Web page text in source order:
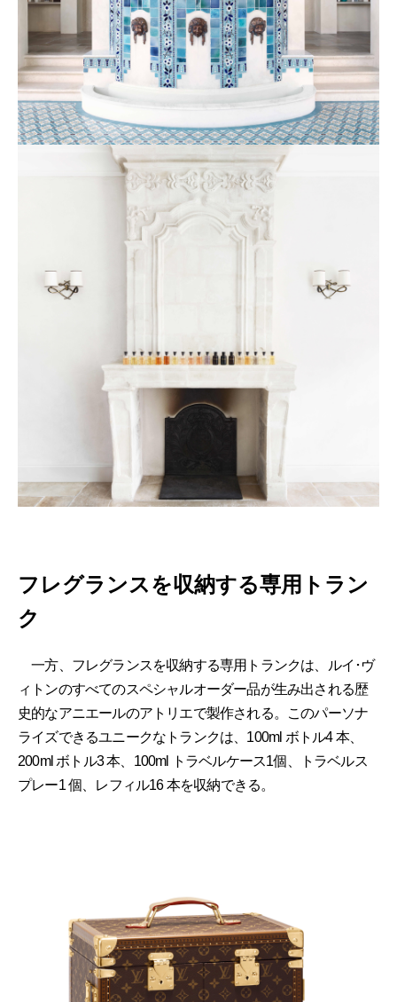
フレグランスを収納する専用トラン
ク
一方、フレグランスを収納する専用トランクは、ルイ･ヴ
ィトンのすべてのスペシャルオーダー品が生み出される歴
史的なアニエールのアトリエで製作される。このパーソナ
ライズできるユニークなトランクは、100ml ボトル4 本、
200ml ボトル3 本、100ml トラベルケース1個、トラベルス
プレー1 個、レフィル16 本を収納できる。